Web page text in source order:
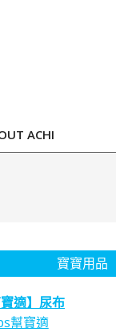
ACHI
寶寶用品
適】尿布
幫寶適